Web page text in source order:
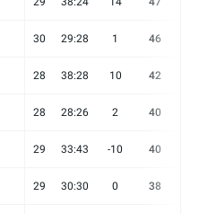
30 29:28 1 46
28 38:28 10 42
28 28:26 2 40
29 33:43 -10 40
29 30:30 0 38